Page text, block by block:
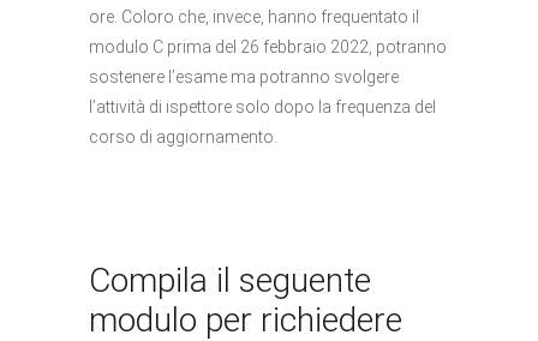
ore. Coloro che, invece, hanno frequentato il
modulo C prima del 26 febbraio 2022, potranno
sostenere l’esame ma potranno svolgere
l’attività di ispettore solo dopo la frequenza del
corso di aggiornamento.
Compila il seguente
modulo per richiedere